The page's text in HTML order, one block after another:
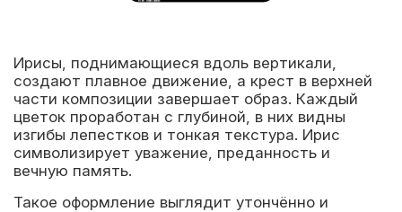
Ирисы, поднимающиеся вдоль вертикали,
создают плавное движение, а крест в верхней
части композиции завершает образ. Каждый
цветок проработан с глубиной, в них видны
изгибы лепестков и тонкая текстура. Ирис
символизирует уважение, преданность и
вечную память.
Такое оформление выглядит утончённо и